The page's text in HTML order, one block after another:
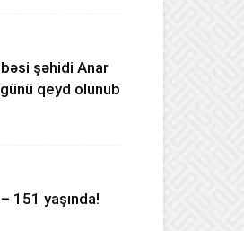
şəhidi Anar
qeyd olunub
151 yaşında!